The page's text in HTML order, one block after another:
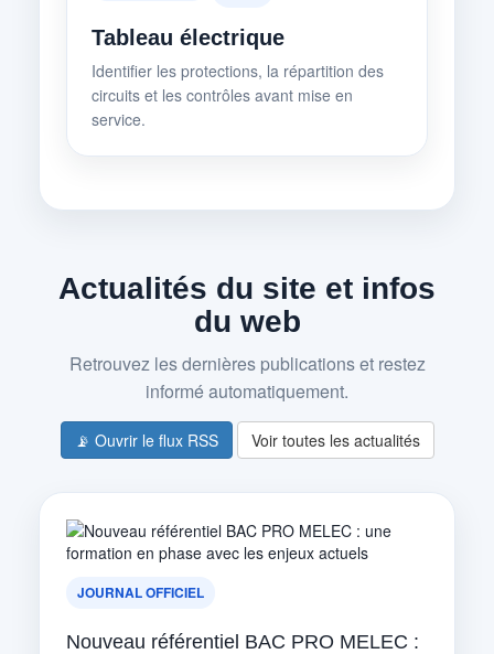
Tableau électrique
Identifier les protections, la répartition des
circuits et les contrôles avant mise en
service.
Actualités du site et infos
du web
Retrouvez les dernières publications et restez
informé automatiquement.
📡 Ouvrir le flux RSS Voir toutes les actualités
JOURNAL OFFICIEL
Nouveau référentiel BAC PRO MELEC :